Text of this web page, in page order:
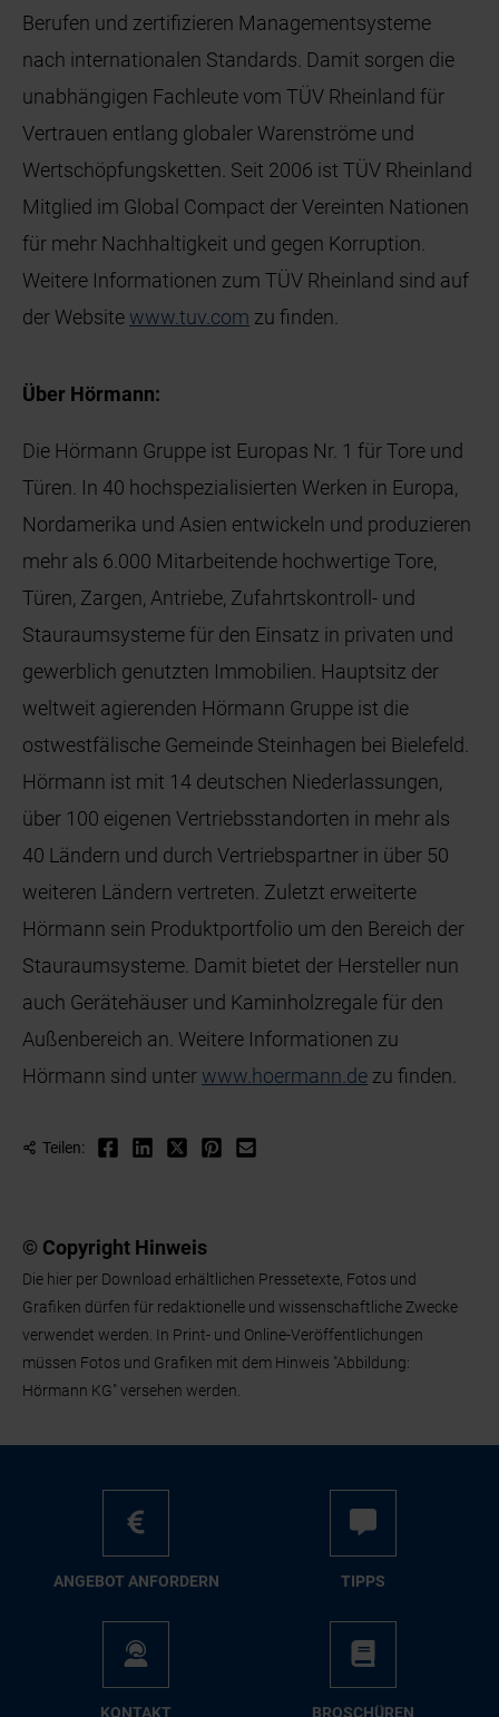
Berufen und zertifizieren Managementsysteme
nach internationalen Standards. Damit sorgen die
unabhängigen Fachleute vom TÜV Rheinland für
Vertrauen entlang globaler Warenströme und
Wertschöpfungsketten. Seit 2006 ist TÜV Rheinland
Mitglied im Global Compact der Vereinten Nationen
für mehr Nachhaltigkeit und gegen Korruption.
Weitere Informationen zum TÜV Rheinland sind auf
der Website www.tuv.com zu finden.
Über Hörmann:
Die Hörmann Gruppe ist Europas Nr. 1 für Tore und
Türen. In 40 hochspezialisierten Werken in Europa,
Nordamerika und Asien entwickeln und produzieren
mehr als 6.000 Mitarbeitende hochwertige Tore,
Türen, Zargen, Antriebe, Zufahrtskontroll- und
Stauraumsysteme für den Einsatz in privaten und
gewerblich genutzten Immobilien. Hauptsitz der
weltweit agierenden Hörmann Gruppe ist die
ostwestfälische Gemeinde Steinhagen bei Bielefeld.
Hörmann ist mit 14 deutschen Niederlassungen,
über 100 eigenen Vertriebsstandorten in mehr als
40 Ländern und durch Vertriebspartner in über 50
weiteren Ländern vertreten. Zuletzt erweiterte
Hörmann sein Produktportfolio um den Bereich der
Stauraumsysteme. Damit bietet der Hersteller nun
auch Gerätehäuser und Kaminholzregale für den
Außenbereich an. Weitere Informationen zu
Hörmann sind unter www.hoermann.de zu finden.
Teilen:
© Copyright Hinweis
Die hier per Download erhältlichen Pressetexte, Fotos und
Grafiken dürfen für redaktionelle und wissenschaftliche Zwecke
verwendet werden. In Print- und Online-Veröffentlichungen
müssen Fotos und Grafiken mit dem Hinweis "Abbildung:
Hörmann KG" versehen werden.
AN­GE­BOT AN­FOR­DERN TIPPS
KON­TAKT BRO­SCHÜ­REN